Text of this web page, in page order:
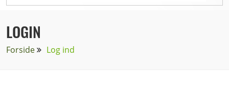
LOGIN
Forside Log ind